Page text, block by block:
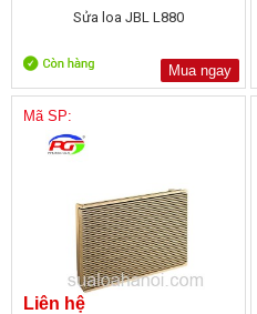
Sửa loa JBL L880
Mua ngay
Mã SP:
Liên hệ